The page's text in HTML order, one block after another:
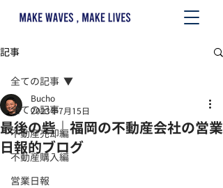
記事
全ての記事
不動産売却編
不動産購入編
営業日報
全ての記事
最後の砦｜福岡の不動産会社の営業
日報的ブログ
Bucho
2023年7月15日